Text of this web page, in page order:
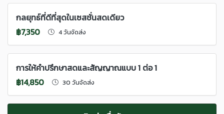
กลยุทธ์ที่ดีที่สุดในเซสชั่นสดเดียว
฿7,350
4 วันจัดส่ง
การให้คำปรึกษาสดและสัญญาณแบบ 1 ต่อ 1
฿14,850
30 วันจัดส่ง